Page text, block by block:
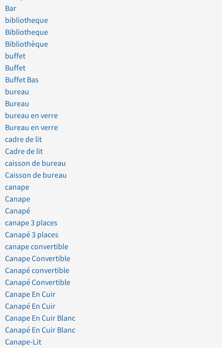
Bar
bibliotheque
Bibliotheque
Bibliothèque
buffet
Buffet
Buffet Bas
bureau
Bureau
bureau en verre
Bureau en verre
cadre de lit
Cadre de lit
caisson de bureau
Caisson de bureau
canape
Canape
Canapé
canape 3 places
Canapé 3 places
canape convertible
Canape Convertible
Canapé convertible
Canapé Convertible
Canape En Cuir
Canapé En Cuir
Canape En Cuir Blanc
Canapé En Cuir Blanc
Canape-Lit